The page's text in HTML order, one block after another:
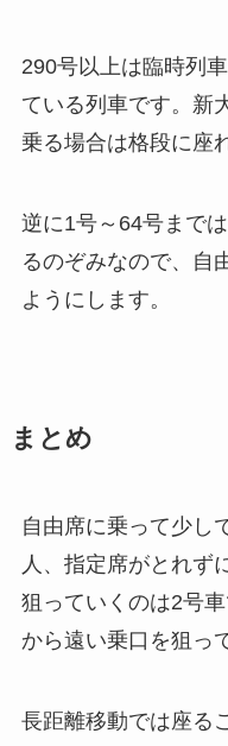
290号以上は臨時列
ている列車です。新
乗る場合は格段に座
逆に1号～64号まで
るのぞみなので、自
ようにします。
まとめ
自由席に乗って少し
人、指定席がとれず
狙っていくのは2号
から遠い乗口を狙っ
長距離移動では座る